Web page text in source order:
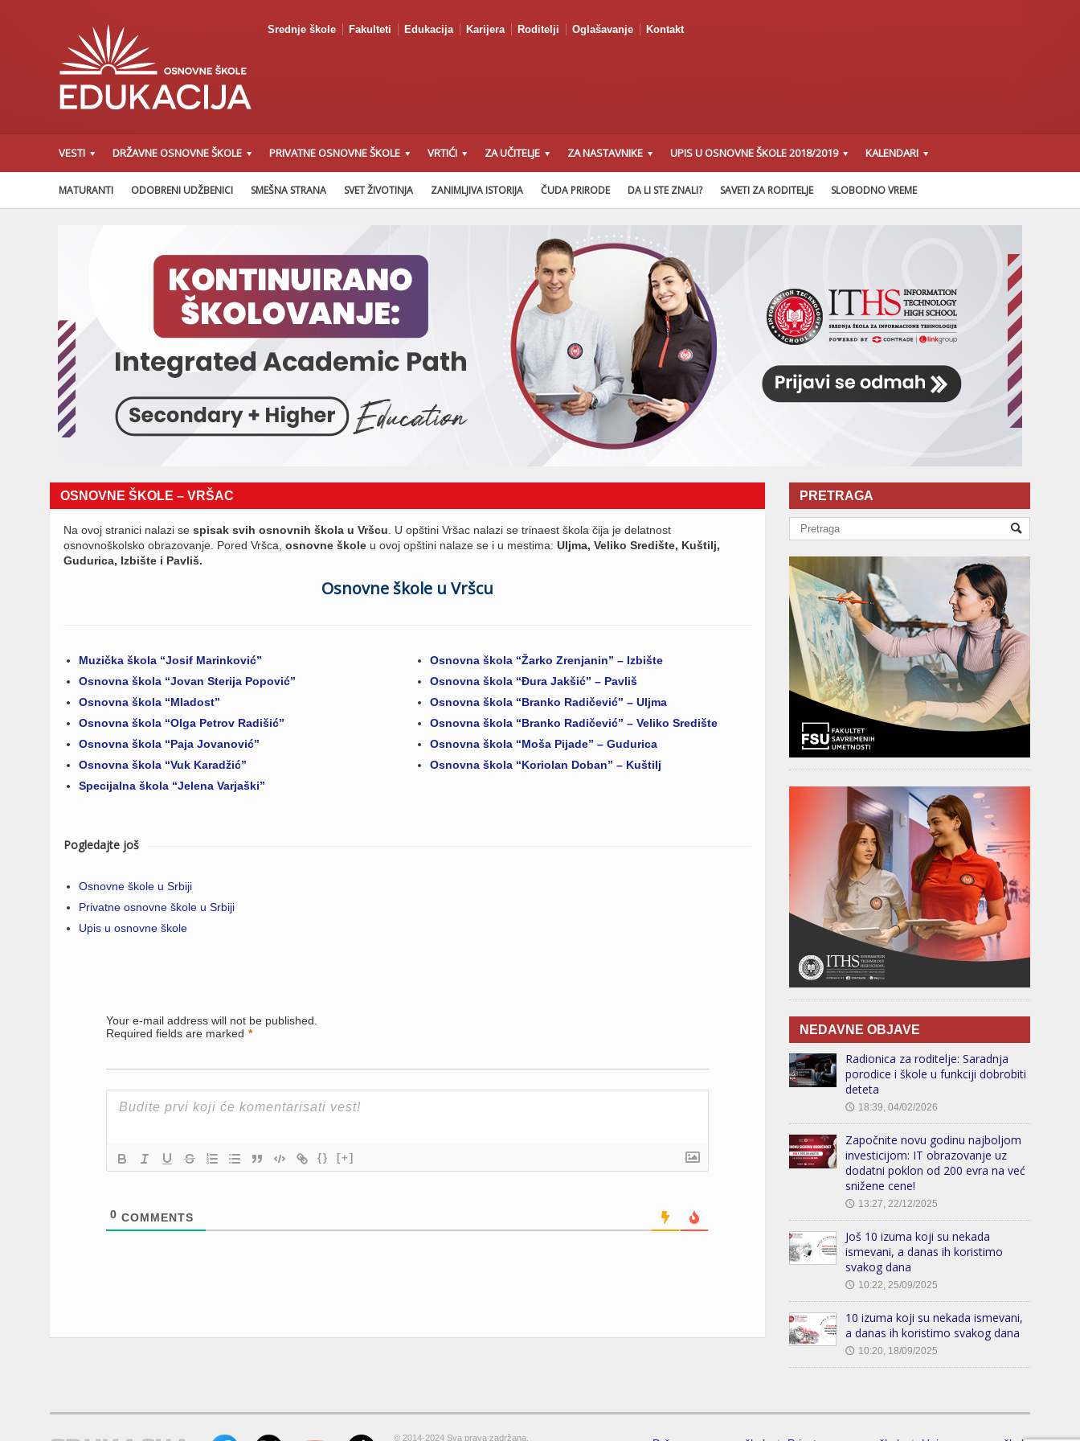
Srednje škole Fakulteti Edukacija Karijera Roditelji Oglašavanje Kontakt
VESTI DRŽAVNE OSNOVNE ŠKOLE PRIVATNE OSNOVNE ŠKOLE VRTIĆI ZA UČITELJE ZA NASTAVNIKE UPIS U OSNOVNE ŠKOLE 2018/2019 KALENDARI
MATURANTI ODOBRENI UDŽBENICI SMEŠNA STRANA SVET ŽIVOTINJA ZANIMLJIVA ISTORIJA ČUDA PRIRODE DA LI STE ZNALI? SAVETI ZA RODITELJE SLOBODNO VREME
OSNOVNE ŠKOLE – VRŠAC
Na ovoj stranici nalazi se spisak svih osnovnih škola u Vršcu . U opštini Vršac nalazi se trinaest škola čija je delatnost
osnovnoškolsko obrazovanje. Pored Vršca, osnovne škole u ovoj opštini nalaze se i u mestima: Uljma, Veliko Središte, Kuštilj,
Gudurica, Izbište i Pavliš.
Osnovne škole u Vršcu
Muzička škola “Josif Marinković”
Osnovna škola “Jovan Sterija Popović”
Osnovna škola “Mladost”
Osnovna škola “Olga Petrov Radišić”
Osnovna škola “Paja Jovanović”
Osnovna škola “Vuk Karadžić”
Specijalna škola “Jelena Varjaški”
Osnovna škola “Žarko Zrenjanin” – Izbište
Osnovna škola “Đura Jakšić” – Pavliš
Osnovna škola “Branko Radičević” – Uljma
Osnovna škola “Branko Radičević” – Veliko Središte
Osnovna škola “Moša Pijade” – Gudurica
Osnovna škola “Koriolan Doban” – Kuštilj
Pogledajte još
Osnovne škole u Srbiji
Privatne osnovne škole u Srbiji
Upis u osnovne škole
Your e-mail address will not be published.
Required fields are marked *
{} [+]
0 COMMENTS
PRETRAGA
NEDAVNE OBJAVE
Radionica za roditelje: Saradnja
porodice i škole u funkciji dobrobiti
deteta
🕔 18:39, 04/02/2026
Započnite novu godinu najboljom
investicijom: IT obrazovanje uz
dodatni poklon od 200 evra na već
snižene cene!
🕔 13:27, 22/12/2025
Još 10 izuma koji su nekada
ismevani, a danas ih koristimo
svakog dana
🕔 10:22, 25/09/2025
10 izuma koji su nekada ismevani,
a danas ih koristimo svakog dana
🕔 10:20, 18/09/2025
© 2014-2024 Sva prava zadržana.